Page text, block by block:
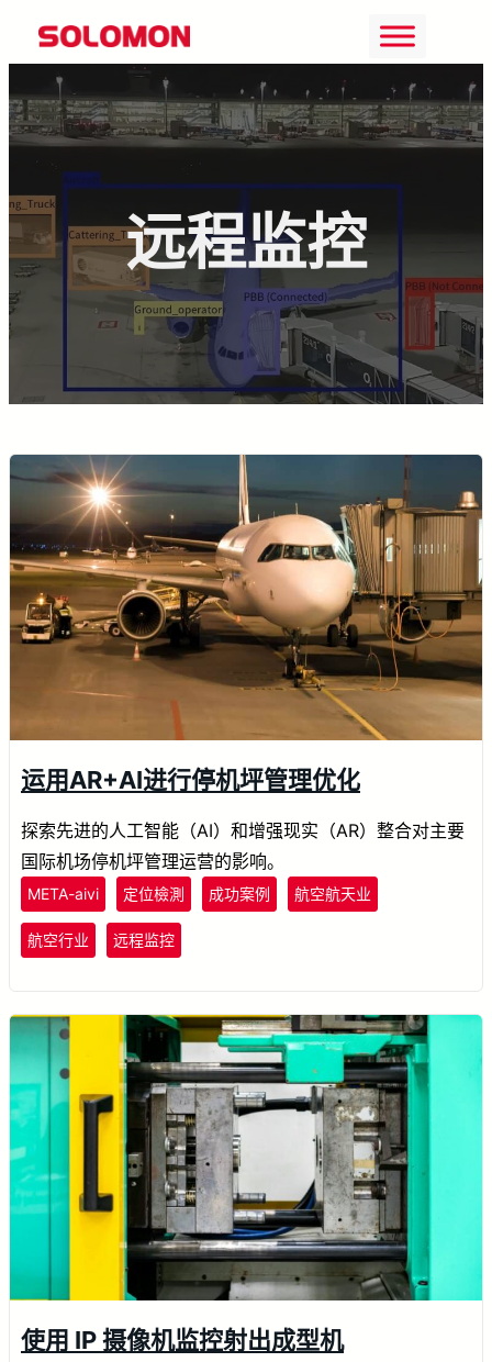
Skip
to
content
远程监控
运用AR+AI进行停机坪管理优化
探索先进的人工智能（AI）和增强现实（AR）整合对主要
国际机场停机坪管理运营的影响。
META-aivi 定位檢測 成功案例 航空航天业
航空行业 远程监控
使用 IP 摄像机监控射出成型机